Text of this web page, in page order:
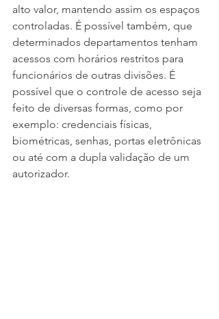
alto valor, mantendo assim os espaços
controladas. É possível também, que
determinados departamentos tenham
acessos com horários restritos para
funcionários de outras divisões. É
possível que o controle de acesso seja
feito de diversas formas, como por
exemplo: credenciais físicas,
biométricas, senhas, portas eletrônicas
ou até com a dupla validação de um
autorizador.